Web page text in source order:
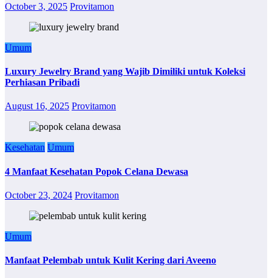
October 3, 2025 Provitamon
Umum
Luxury Jewelry Brand yang Wajib Dimiliki untuk Koleksi
Perhiasan Pribadi
August 16, 2025 Provitamon
Kesehatan Umum
4 Manfaat Kesehatan Popok Celana Dewasa
October 23, 2024 Provitamon
Umum
Manfaat Pelembab untuk Kulit Kering dari Aveeno